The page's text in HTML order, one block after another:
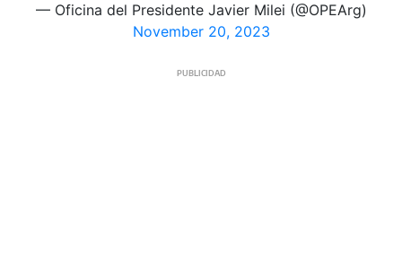
— Oficina del Presidente Javier Milei (@OPEArg)
November 20, 2023